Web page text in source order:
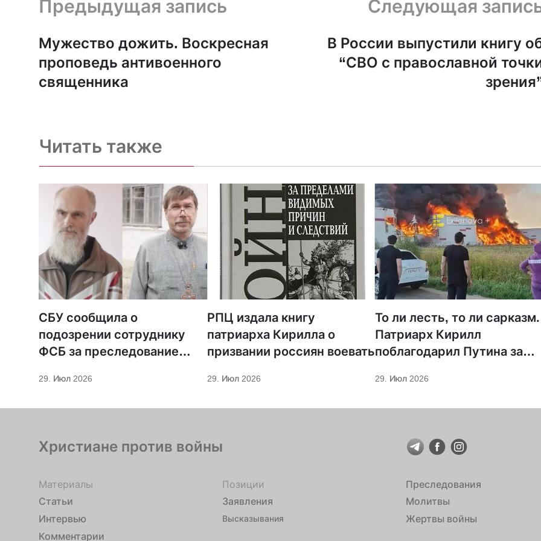
Предыдущая запись
Мужество дожить. Воскресная
проповедь антивоенного
священника
Следующая
В России выпустили книгу
“СВО с православной
Читать также
СБУ сообщила о
подозрении сотруднику
ФСБ за преследование
29. Июл 2026
РПЦ издала книгу
патриарха Кирилла о
призвании россиян воевать
29. Июл 2026
То ли лесть, то ли сарказм.
Патриарх Кирилл
поблагодарил Путина за
экономическое развитие
29. Июл 2026
Христиане против войны
Материалы
Статьи
Интервью
Комментарии
Позиции
Заявления
Высказывания
Преследования
Молитвы
Жертвы войны